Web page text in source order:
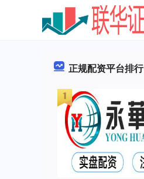
正规配资平台排行